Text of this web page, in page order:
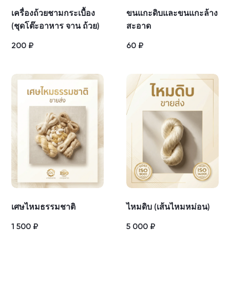
เครื่องถ้วยชามกระเบื้อง
(ชุดโต๊ะอาหาร จาน ถ้วย)
200 ₽
ขนแกะดิบและขนแกะล้าง
สะอาด
60 ₽
เศษไหมธรรมชาติ
1 500 ₽
ไหมดิบ (เส้นไหมหม่อน)
5 000 ₽